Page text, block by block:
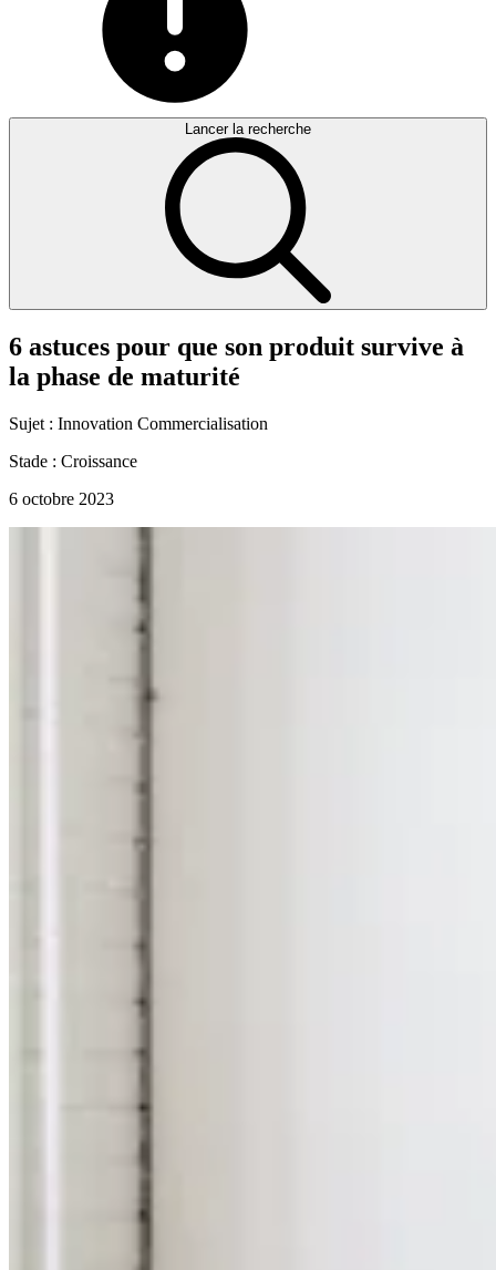
Lancer la recherche
6 astuces pour que son produit survive à
la phase de maturité
Sujet : Innovation Commercialisation
Stade : Croissance
6 octobre 2023